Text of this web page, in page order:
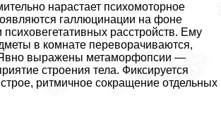
нарастает психомоторное
галлюцинации на фоне
расстройств. Ему
в комнате переворачиваются,
выражены метаморфопсии —
строения тела. Фиксируется
ритмичное сокращение отдельных